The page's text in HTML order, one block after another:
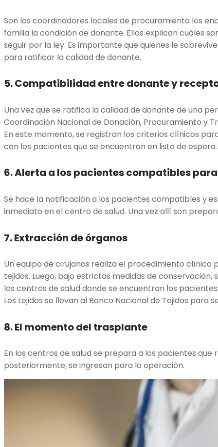
Son los coordinadores locales de procuramiento los
familia la condición de donante. Ellos explican cuáles
seguir por la ley. Es importante que quienes le
para ratificar la calidad de donante.
5. Compatibilidad entre donante y
Una vez que se ratifica la calidad de donante de una
Coordinación Nacional de Donación, Procuramiento y
En este momento, se registran los criterios clínicos
con los pacientes que se encuentran en lista de
6.Alerta a los pacientes compatibles
Se hace la notificación a los pacientes compatibles y
inmediato en el centro de salud. Una vez allí son
7.Extracción de órganos
Un equipo de cirujanos realiza el procedimiento clínico
tejidos. Luego, bajo estrictas medidas de
los centros de salud donde se encuentran los
Los tejidos se llevan al Banco Nacional de Tejidos para
8.El momento del trasplante
En los centros de salud se prepara a los pacientes que
posteriormente, se ingresan para la operación.